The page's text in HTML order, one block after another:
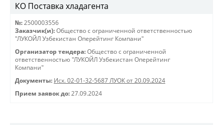
КО Поставка хладагента
№: 2500003556
Заказчик(и): Общество с ограниченной ответственностью
"ЛУКОЙЛ Узбекистан Оперейтинг Компани"
Организатор тендера: Общество с ограниченной
ответственностью "ЛУКОЙЛ Узбекистан Оперейтинг
Компани"
Документы: Исх. 02-01-32-5687 ЛУОК от 20.09.2024
Прием заявок до: 27.09.2024